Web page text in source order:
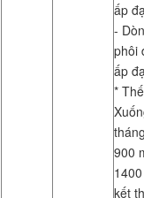
ấp
-
phôi
ấp
*
900
kết